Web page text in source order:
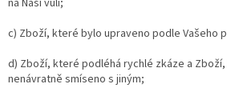
na Naší vůli;
c) Zboží, které bylo upraveno podle Vašeho
d) Zboží, které podléhá rychlé zkáze a
nenávratně smíseno s jiným;